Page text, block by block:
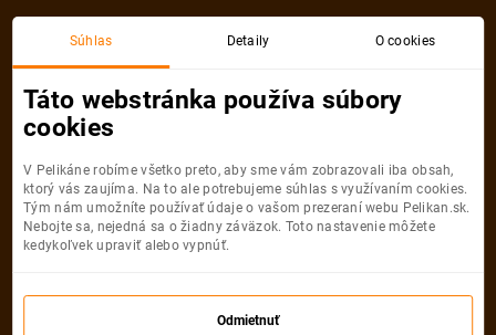
Súhlas Detaily O cookies
Táto webstránka používa súbory
cookies
V Pelikáne robíme všetko preto, aby sme vám zobrazovali iba obsah,
ktorý vás zaujíma. Na to ale potrebujeme súhlas s využívaním cookies.
Tým nám umožníte používať údaje o vašom prezeraní webu Pelikan.sk.
Nebojte sa, nejedná sa o žiadny záväzok. Toto nastavenie môžete
kedykoľvek upraviť alebo vypnúť.
Odmietnuť